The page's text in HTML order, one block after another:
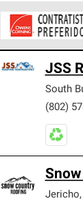
cumplen con
JSS
South
(802)
Jericho,